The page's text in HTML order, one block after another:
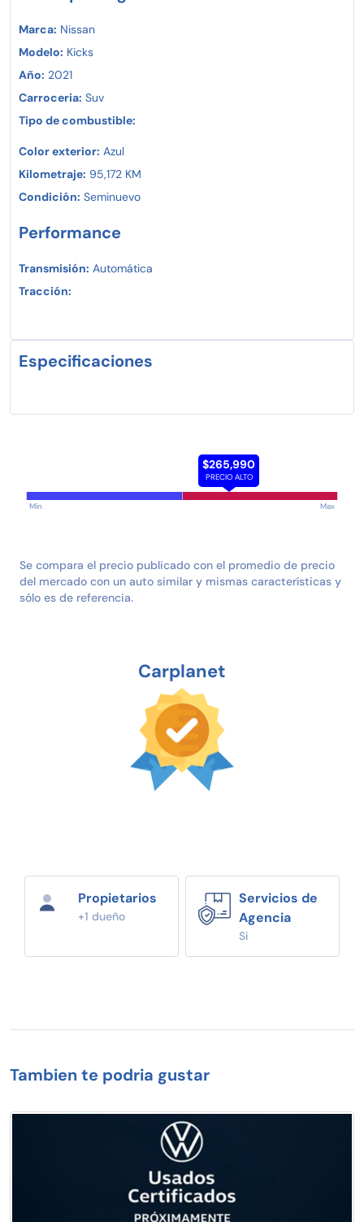
Marca: Nissan
Modelo: Kicks
Año: 2021
Carroceria: Suv
Tipo de combustible:
Color exterior: Azul
Kilometraje: 95,172 KM
Condición: Seminuevo
Performance
Transmisión: Automática
Tracción:
Especificaciones
$265,990
PRECIO ALTO
Min Max
Se compara el precio publicado con el promedio de precio
del mercado con un auto similar y mismas características y
sólo es de referencia.
Carplanet
Propietarios
+1 dueño
Servicios de
Agencia
Si
Tambien te podria gustar